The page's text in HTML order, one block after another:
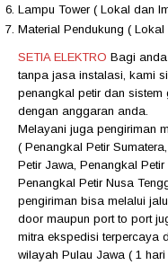
Lampu Tower ( Lokal dan
Material Pendukung (
SETIA ELEKTRO Bagi
tanpa jasa instalasi, kami
penangkal petir dan
dengan anggaran anda.
Melayani juga pengiriman
( Penangkal Petir
Petir Jawa, Penangkal
Penangkal Petir Nusa
pengiriman bisa melalui
door maupun port to port
mitra ekspedisi terpercaya
wilayah Pulau Jawa ( 1